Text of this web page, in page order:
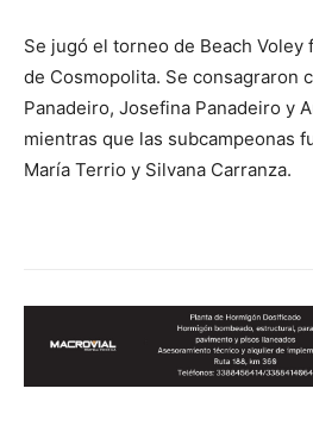
Se jugó el torneo de Beach
de Cosmopolita. Se consagraron
Panadeiro, Josefina Panadeiro y
mientras que las subcampeonas
María Terrio y Silvana Carranza.